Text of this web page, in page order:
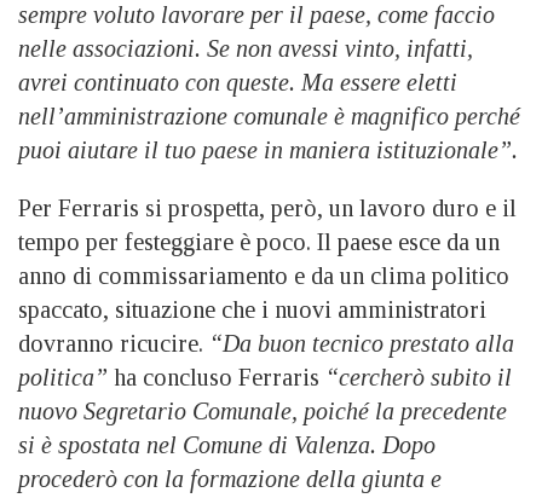
sempre voluto lavorare per il paese, come faccio
nelle associazioni. Se non avessi vinto, infatti,
avrei continuato con queste. Ma essere eletti
nell’amministrazione comunale è magnifico perché
puoi aiutare il tuo paese in maniera istituzionale”.
Per Ferraris si prospetta, però, un lavoro duro e il
tempo per festeggiare è poco. Il paese esce da un
anno di commissariamento e da un clima politico
spaccato, situazione che i nuovi amministratori
dovranno ricucire. “Da buon tecnico prestato alla
politica” ha concluso Ferraris “cercherò subito il
nuovo Segretario Comunale, poiché la precedente
si è spostata nel Comune di Valenza. Dopo
procederò con la formazione della giunta e